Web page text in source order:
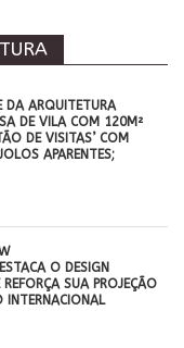
DA ARQUITETURA
DE VILA COM 120M²
DE VISITAS’ COM
APARENTES;
O DESIGN
REFORÇA SUA PROJEÇÃO
INTERNACIONAL